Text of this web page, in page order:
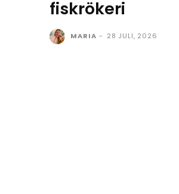
fiskrökeri
MARIA - 28 JULI, 2026